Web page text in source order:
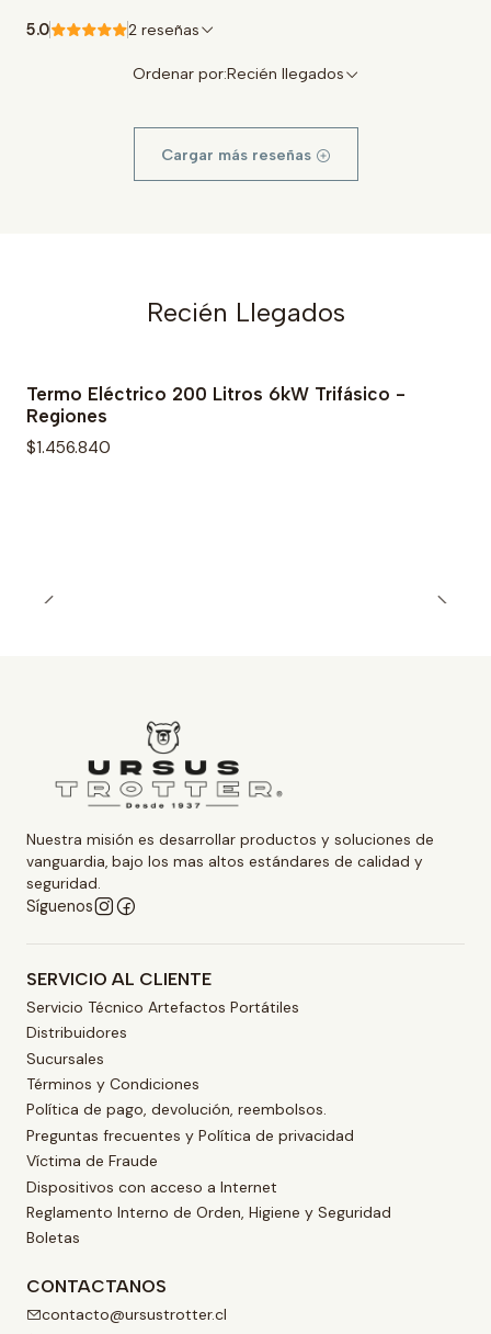
5.0 2 reseñas
Ordenar por:Recién llegados
Cargar más reseñas
Recién Llegados
Termo Eléctrico 200 Litros 6kW Trifásico -
Regiones
$1.456.840
Nuestra misión es desarrollar productos y soluciones de
vanguardia, bajo los mas altos estándares de calidad y
seguridad.
Síguenos
SERVICIO AL CLIENTE
Servicio Técnico Artefactos Portátiles
Distribuidores
Sucursales
Términos y Condiciones
Política de pago, devolución, reembolsos.
Preguntas frecuentes y Política de privacidad
Víctima de Fraude
Dispositivos con acceso a Internet
Reglamento Interno de Orden, Higiene y Seguridad
Boletas
CONTACTANOS
contacto@ursustrotter.cl